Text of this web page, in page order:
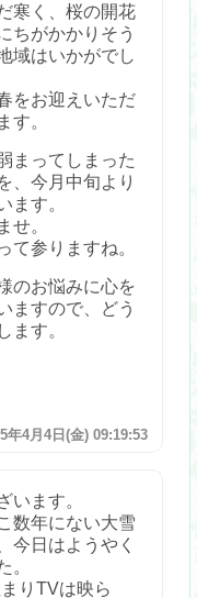
寒く、桜の開花
ちがかかりそう
域はいかがでし
をお迎えいただ
す。
まってしまった
、今月中旬より
ます。
せ。
て参りますね。
のお悩みに心を
ますので、どう
ます。
年4月4日(金) 09:19:53
います。
数年にない大雪
今日はようやく
。
りTVは映ら